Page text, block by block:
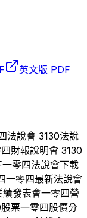
英文版 PDF
法說會 3130法說
財報說明會 3130
一零四法說會下載
一零四最新法說會
績發表會一零四營
股票一零四股價分